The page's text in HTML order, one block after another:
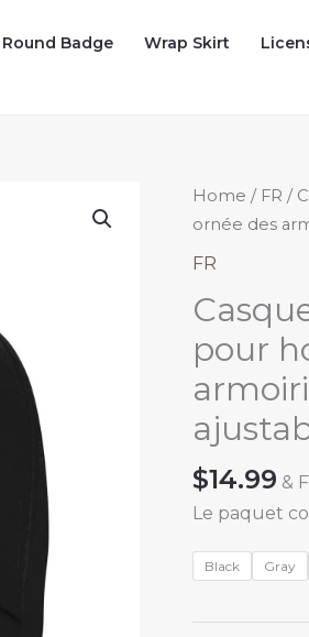
Round Badge Wrap Skirt
Home / FR /
ornée des
FR
pour
$14.99 &
Le paquet
Black Gray